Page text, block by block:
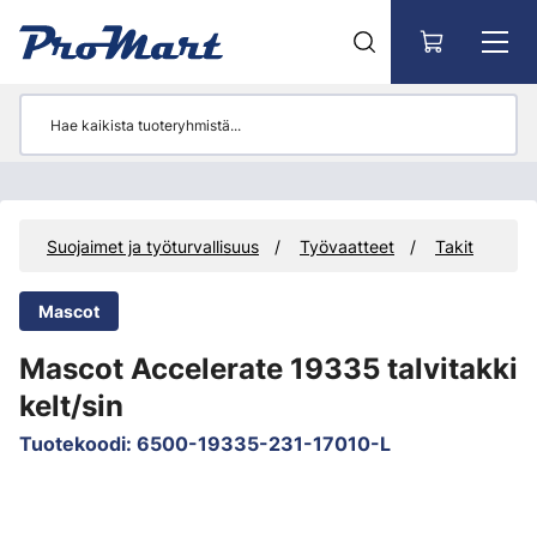
Suojaimet ja työturvallisuus Työvaatteet Takit
Mascot
Mascot Accelerate 19335 talvitakki
kelt/sin
Tuotekoodi: 6500-19335-231-17010-L